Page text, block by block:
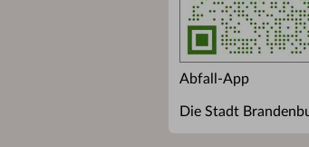
Abfall-App
Die Stadt